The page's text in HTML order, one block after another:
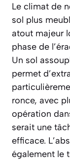
Le climat de
sol plus
atout majeur
phase de
Un sol
permet
ronce, avec
opération
serait une
efficace.
également le